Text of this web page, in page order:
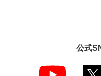
公式